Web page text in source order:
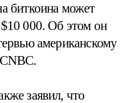
биткоина может
000. Об этом он
американскому
заявил, что